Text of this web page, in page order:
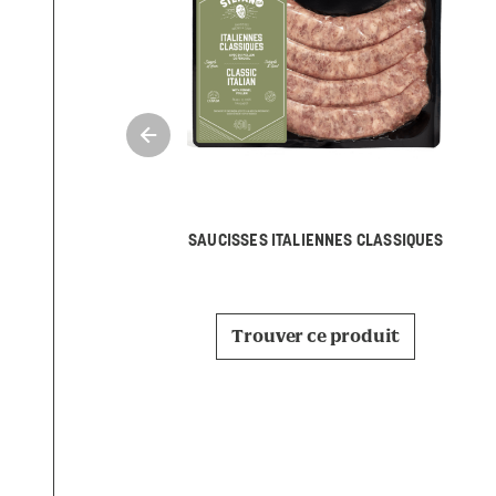
SAUCISSES ITALIENNES CLASSIQUES
Trouver ce produit